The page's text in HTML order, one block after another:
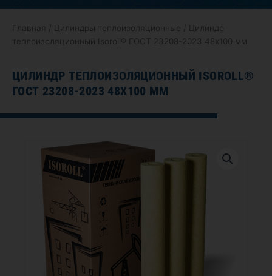
Главная Цилиндры теплоизоляционные / Цилиндр
теплоизоляционный Isoroll® ГОСТ 23208-2023 48х100 мм
ЦИЛИНДР ТЕПЛОИЗОЛЯЦИОННЫЙ ISOROLL®
ГОСТ 23208-2023 48Х100 ММ